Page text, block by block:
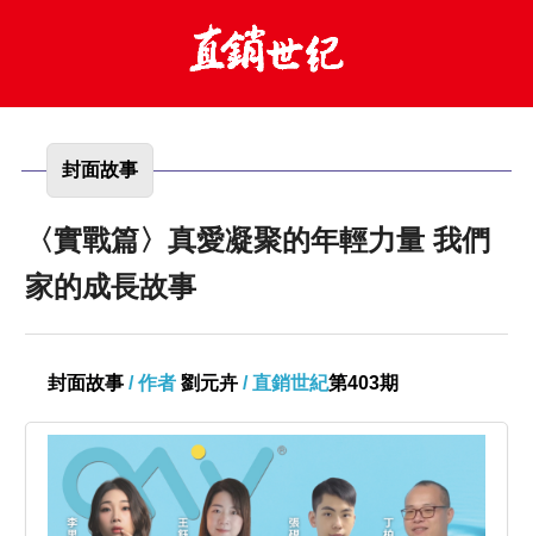
封面故事
〈實戰篇〉真愛凝聚的年輕力量 我們
家的成長故事
封面故事 / 作者 劉元卉 / 直銷世紀第403期